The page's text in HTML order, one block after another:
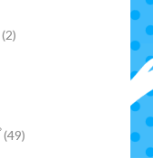
(2)
(49)